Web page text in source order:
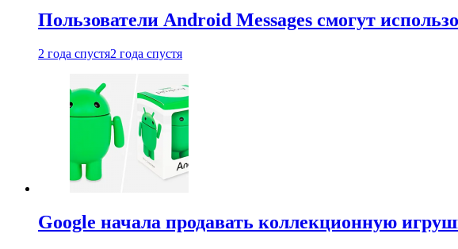
Пользователи Android Messages смогут
2 года спустя2 года спустя
Google начала продавать коллекционную